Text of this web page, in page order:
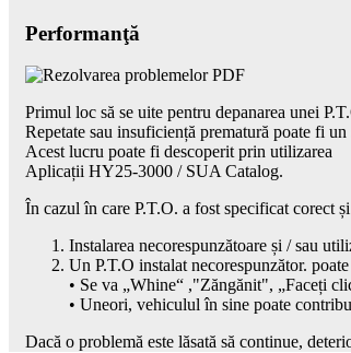
Performanţă
Primul loc să se uite pentru depanarea unei
Repetate sau insuficiență prematură poate fi
Acest lucru poate fi descoperit prin utilizarea
Aplicații HY25-3000 / SUA Catalog.
În cazul în care P.T.O. a fost specificat corect
Instalarea necorespunzătoare și / sau
Un P.T.O instalat necorespunzător.
• Se va „Whine“ ,"Zăngănit", „Faceți
• Uneori, vehiculul în sine poate
Dacă o problemă este lăsată să continue,